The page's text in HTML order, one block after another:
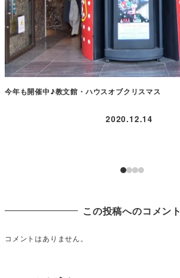
今年も開催中♪教文館・ハウスオブクリスマス
2020.12.14
この投稿へのコメント
コメントはありません。